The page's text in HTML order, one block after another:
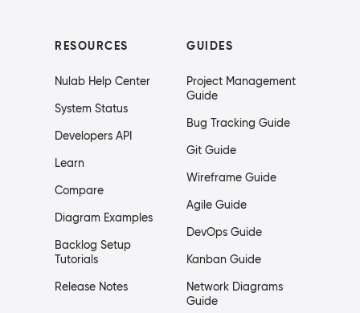
RESOURCES
Nulab Help Center
System Status
Developers API
Learn
Compare
Diagram Examples
Backlog Setup
Tutorials
Release Notes
GUIDES
Project Management
Guide
Bug Tracking Guide
Git Guide
Wireframe Guide
Agile Guide
DevOps Guide
Kanban Guide
Network Diagrams
Guide